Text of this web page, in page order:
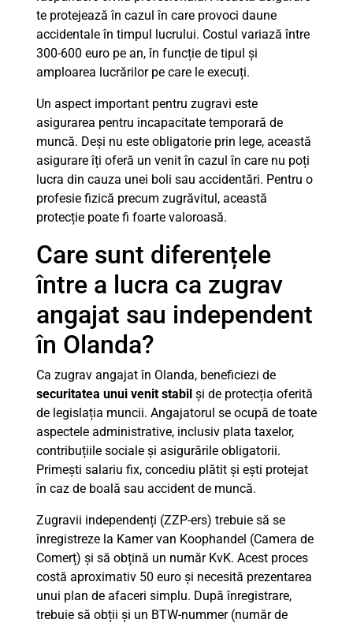
te protejează în cazul în care provoci daune
accidentale în timpul lucrului. Costul variază între
300-600 euro pe an, în funcție de tipul și
amploarea lucrărilor pe care le execuți.
Un aspect important pentru zugravi este
asigurarea pentru incapacitate temporară de
muncă. Deși nu este obligatorie prin lege, această
asigurare îți oferă un venit în cazul în care nu poți
lucra din cauza unei boli sau accidentări. Pentru o
profesie fizică precum zugrăvitul, această
protecție poate fi foarte valoroasă.
Care sunt diferențele
între a lucra ca zugrav
angajat sau independent
în Olanda?
Ca zugrav angajat în Olanda, beneficiezi de
securitatea unui venit stabil și de protecția oferită
de legislația muncii. Angajatorul se ocupă de toate
aspectele administrative, inclusiv plata taxelor,
contribuțiile sociale și asigurările obligatorii.
Primești salariu fix, concediu plătit și ești protejat
în caz de boală sau accident de muncă.
Zugravii independenți (ZZP-ers) trebuie să se
înregistreze la Kamer van Koophandel (Camera de
Comerț) și să obțină un număr KvK. Acest proces
costă aproximativ 50 euro și necesită prezentarea
unui plan de afaceri simplu. După înregistrare,
trebuie să obții și un BTW-nummer (număr de